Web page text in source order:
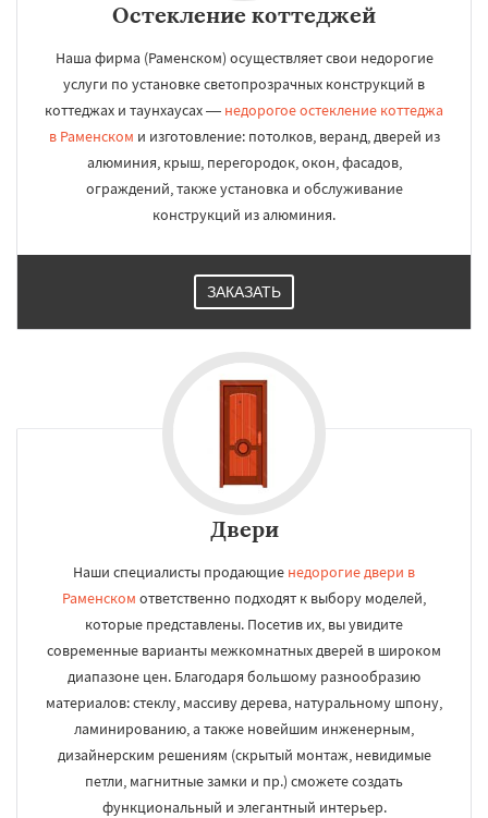
Остекление коттеджей
Наша фирма (Раменском) осуществляет свои недорогие
услуги по установке светопрозрачных конструкций в
коттеджах и таунхаусах — недорогое остекление коттеджа
в Раменском и изготовление: потолков, веранд, дверей из
алюминия, крыш, перегородок, окон, фасадов,
ограждений, также установка и обслуживание
конструкций из алюминия.
ЗАКАЗАТЬ
Двери
Наши специалисты продающие недорогие двери в
Раменском ответственно подходят к выбору моделей,
которые представлены. Посетив их, вы увидите
современные варианты межкомнатных дверей в широком
диапазоне цен. Благодаря большому разнообразию
материалов: стеклу, массиву дерева, натуральному шпону,
ламинированию, а также новейшим инженерным,
дизайнерским решениям (скрытый монтаж, невидимые
петли, магнитные замки и пр.) сможете создать
функциональный и элегантный интерьер.